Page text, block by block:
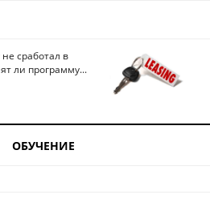
сработал в
ли программу...
ОБУЧЕНИЕ